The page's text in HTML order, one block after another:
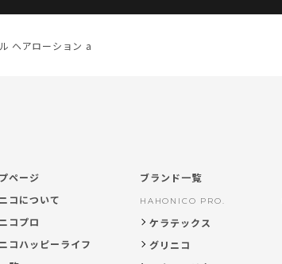
ヘアローション a
ページ
コについて
コプロ
コハッピーライフ
ブランド一覧
HAHONICO PRO.
ケラテックス
グリニコ